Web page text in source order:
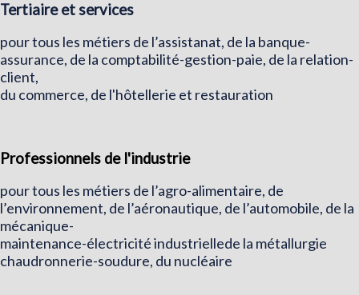
Tertiaire et services
pour tous les métiers de l’assistanat, de la banque-
assurance, de la comptabilité-gestion-paie, de la relation-
client,
du commerce, de l'hôtellerie et restauration
Professionnels de l'industrie
pour tous les métiers de l’agro-alimentaire, de
l’environnement, de l’aéronautique, de l’automobile, de la
mécanique-
maintenance-électricité industriellede la métallurgie
chaudronnerie-soudure, du nucléaire